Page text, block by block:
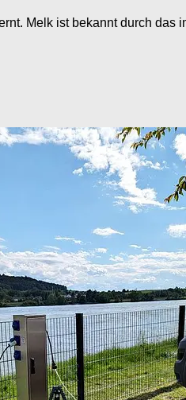
Melk ist bekannt durch das